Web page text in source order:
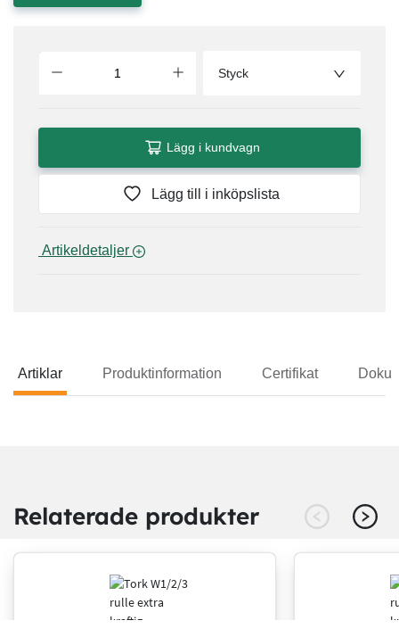
Styck
Lägg i kundvagn
Lägg till i inköpslista
Artiklar Produktinformation Certifikat
Relaterade produkter